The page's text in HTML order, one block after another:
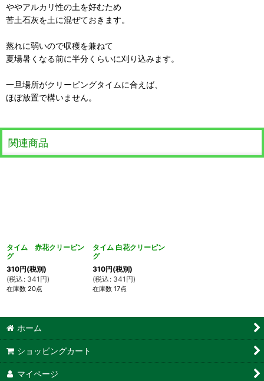
ややアルカリ性の土を好むため
苦土石灰を土に混ぜておきます。
蒸れに弱いので収穫を兼ねて
夏場暑くなる前に半分くらいに刈り込みます。
一旦場所がクリーピングタイムに合えば、
ほぼ放置で構いません。
関連商品
タイム 赤花クリーピン
グ
310円(税別)
(税込 : 341 円)
在庫数 20点
タイム 白花クリーピン
グ
310円(税別)
(税込 : 341 円)
在庫数 17点
ホーム
ショッピングカート
マイページ